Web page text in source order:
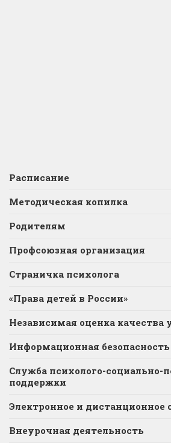
Расписание
Методическая копилка
Родителям
Профсоюзная организация
Страничка психолога
«Права детей в России»
Независимая оценка качества
Информационная безопасность
Служба психолого-социально-
поддержки
Электронное и дистанционное
Внеурочная деятельность